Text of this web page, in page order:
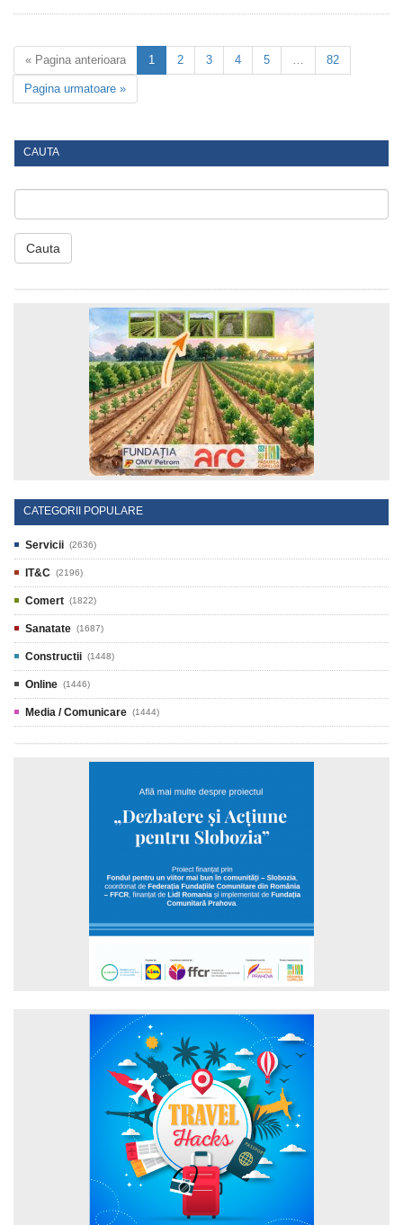
« Pagina anterioara 1 2 3 4 5 … 82
Pagina urmatoare »
CAUTA
Cauta
CATEGORII POPULARE
Servicii (2636)
IT&C (2196)
Comert (1822)
Sanatate (1687)
Constructii (1448)
Online (1446)
Media / Comunicare (1444)